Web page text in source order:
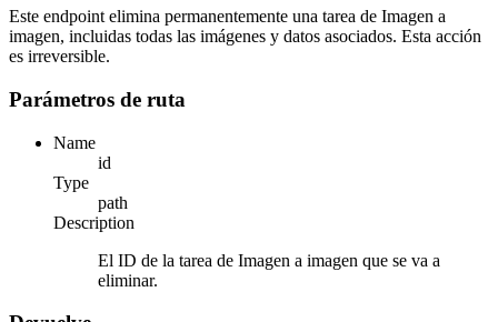
Este endpoint elimina permanentemente una tarea de Imagen a
imagen, incluidas todas las imágenes y datos asociados. Esta acción
es irreversible.
Parámetros de ruta
Name
id
Type
path
Description
El ID de la tarea de Imagen a imagen que se va a
eliminar.